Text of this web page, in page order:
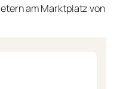
am Marktplatz von